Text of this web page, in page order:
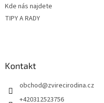
Kde nás najdete
TIPY A RADY
Kontakt
obchod@zvirecirodina.cz
+420312523756